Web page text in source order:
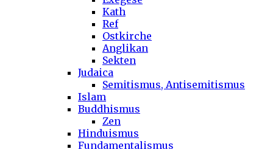
Kath
Ref
Ostkirche
Anglikan
Sekten
Judaica
Semitismus, Antisemitismus
Islam
Buddhismus
Zen
Hinduismus
Fundamentalismus